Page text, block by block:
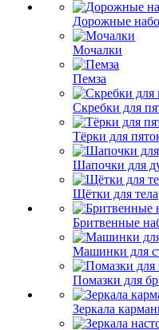
Дорожные
Мочалки
Пемза
Скребки для
Тёрки для
Шапочки для
Щётки для тела
Бритвенные
Машинки для
Помазки для
Зеркала